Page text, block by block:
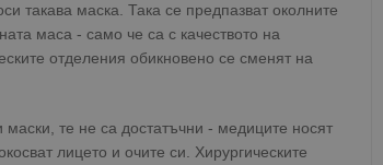
такава маска. Така се предпазват околните
маса - само че са с качеството на
отделения обикновено се сменят на
те не са достатъчни - медиците носят
лицето и очите си. Хирургическите